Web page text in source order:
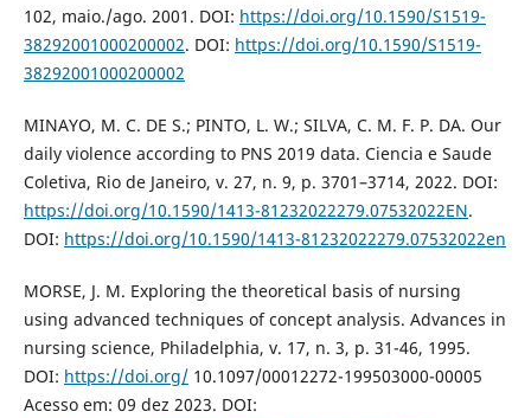
102, maio./ago. 2001. DOI: https://doi.org/10.1590/S1519-
38292001000200002. DOI: https://doi.org/10.1590/S1519-
38292001000200002
MINAYO, M. C. DE S.; PINTO, L. W.; SILVA, C. M. F. P. DA. Our
daily violence according to PNS 2019 data. Ciencia e Saude
Coletiva, Rio de Janeiro, v. 27, n. 9, p. 3701–3714, 2022. DOI:
https://doi.org/10.1590/1413-81232022279.07532022EN.
DOI: https://doi.org/10.1590/1413-81232022279.07532022en
MORSE, J. M. Exploring the theoretical basis of nursing
using advanced techniques of concept analysis. Advances in
nursing science, Philadelphia, v. 17, n. 3, p. 31-46, 1995.
DOI: https://doi.org/10.1097/00012272-199503000-00005
Acesso em: 09 dez 2023. DOI: